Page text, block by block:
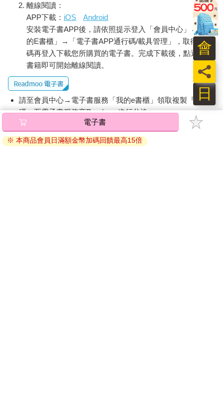
離線閱讀：
APP下載： iOS
Android
安裝電子書APP後，請依照提示登入「會員中心」→「我
的E書櫃」→「電子書APP通行碼/載具管理」，取得通行
碼再登入下載您所購買的電子書。完成下載後，點選任一
書籍即可開始離線閱讀。
請至會員中心→電子書服務「我的e書櫃」領取複製『兌換
碼』至電子書服務商Readmoo進行兌換。
退換貨須知：
因版權保護，您在金石堂所購買的電子書僅能以金石堂專屬
電子書
※ 本商品會員日滿額金幣加碼回饋最高15倍
日
員
會